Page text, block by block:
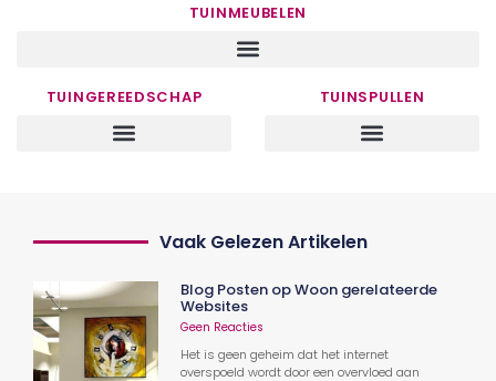
TUINMEUBELEN
TUINGEREEDSCHAP TUINSPULLEN
Vaak Gelezen Artikelen
Blog Posten op Woon gerelateerde
Websites
Geen Reacties
Het is geen geheim dat het internet
overspoeld wordt door een overvloed aan